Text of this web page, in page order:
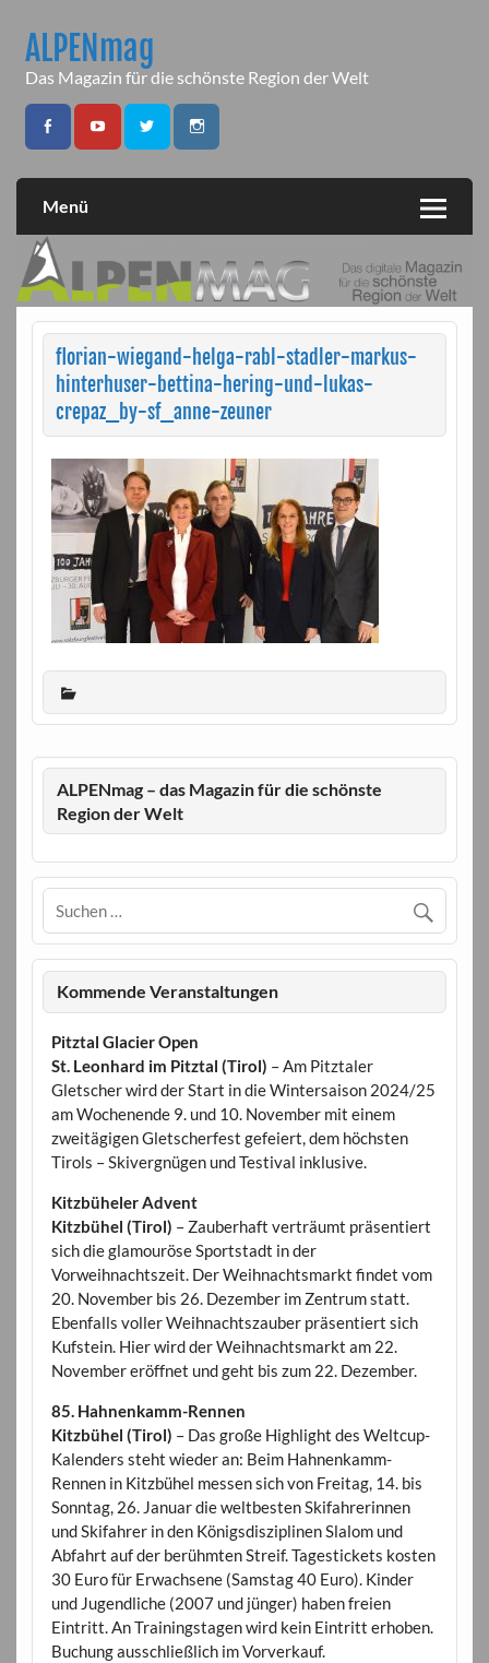
contentALPENmag
Das Magazin für die schönste Region der Welt
Menü
florian-wiegand-helga-rabl-stadler-markus-
hinterhuser-bettina-hering-und-lukas-
crepaz_by-sf_anne-zeuner
ALPENmag – das Magazin für die schönste
Region der Welt
Kommende Veranstaltungen
Pitztal Glacier Open
St. Leonhard im Pitztal (Tirol) – Am Pitztaler
Gletscher wird der Start in die Wintersaison 2024/25
am Wochenende 9. und 10. November mit einem
zweitägigen Gletscherfest gefeiert, dem höchsten
Tirols – Skivergnügen und Testival inklusive.
Kitzbüheler Advent
Kitzbühel (Tirol) – Zauberhaft verträumt präsentiert
sich die glamouröse Sportstadt in der
Vorweihnachtszeit. Der Weihnachtsmarkt findet vom
20. November bis 26. Dezember im Zentrum statt.
Ebenfalls voller Weihnachtszauber präsentiert sich
Kufstein. Hier wird der Weihnachtsmarkt am 22.
November eröffnet und geht bis zum 22. Dezember.
85. Hahnenkamm-Rennen
Kitzbühel (Tirol) – Das große Highlight des Weltcup-
Kalenders steht wieder an: Beim Hahnenkamm-
Rennen in Kitzbühel messen sich von Freitag, 14. bis
Sonntag, 26. Januar die weltbesten Skifahrerinnen
und Skifahrer in den Königsdisziplinen Slalom und
Abfahrt auf der berühmten Streif. Tagestickets kosten
30 Euro für Erwachsene (Samstag 40 Euro). Kinder
und Jugendliche (2007 und jünger) haben freien
Eintritt. An Trainingstagen wird kein Eintritt erhoben.
Buchung ausschließlich im Vorverkauf.